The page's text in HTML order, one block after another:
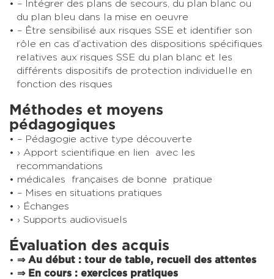
– Intégrer des plans de secours, du plan blanc ou
du plan bleu dans la mise en oeuvre
– Être sensibilisé aux risques SSE et identifier son
rôle en cas d’activation des dispositions spécifiques
relatives aux risques SSE du plan blanc et les
différents dispositifs de protection individuelle en
fonction des risques
Méthodes et moyens
pédagogiques
– Pédagogie active type découverte
› Apport scientifique en lien avec les
recommandations
médicales françaises de bonne pratique
– Mises en situations pratiques
› Échanges
› Supports audiovisuels
Évaluation des acquis
⇒ Au début : tour de table, recueil des attentes
⇒ En cours : exercices pratiques